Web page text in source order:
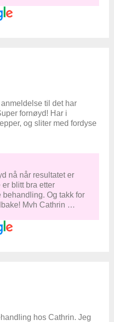
til det har
fornøyd! Har i
og sliter med fordyse
nå når resultatet er
blitt bra etter
Og takk for
fine ord. 🫶 Velkommen tilbake! Mvh Cathrin …
hos Cathrin. Jeg